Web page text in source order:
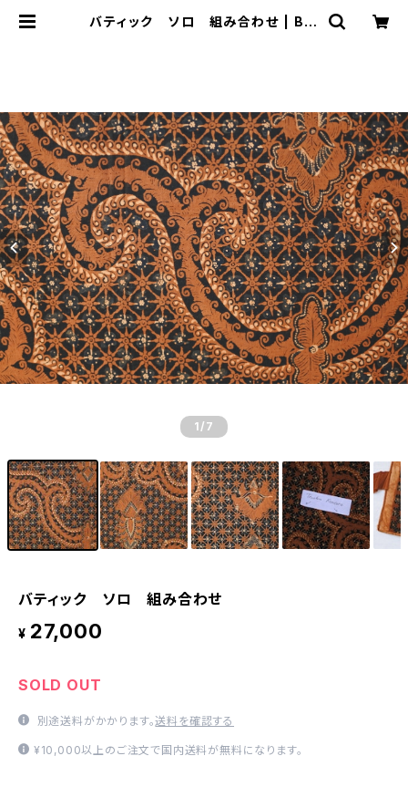
バティック ソロ 組み合わせ | Bal
1 /7
バティック ソロ 組み合わせ
¥ 27,000
SOLD OUT
別途送料がかかります。送料を確認する
¥10,000以上のご注文で国内送料が無料になります。